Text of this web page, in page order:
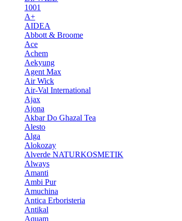
1001
A+
AIDEA
Abbott & Broome
Ace
Achem
Aekyung
Agent Max
Air Wick
Air-Val International
Ajax
Ajona
Akbar Do Ghazal Tea
Alesto
Alga
Alokozay
Alverde NATURKOSMETIK
Always
Amanti
Ambi Pur
Amuchina
Antica Erboristeria
Antikal
Aquam